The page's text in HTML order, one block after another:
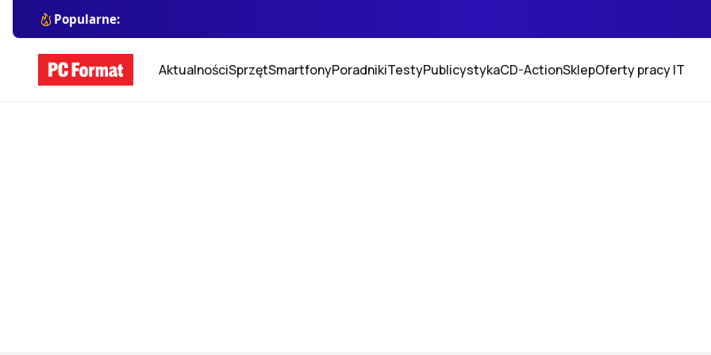
Popularne:
AktualnościSprzętSmartfonyPoradnikiTestyPublicystykaCD-ActionSklepOferty pracy IT